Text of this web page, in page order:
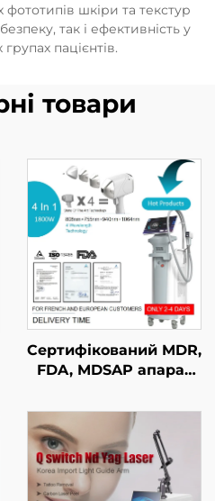
шкіри та текстур
так і ефективність у
групах пацієнтів.
товари
Сертифікований MDR,
FDA, MDSAP апарат
видалення волосся
типу «4 в 1» зі
змінними насадками
та потужністю 600 Вт,
1200 Вт, 1800 Вт, 3000